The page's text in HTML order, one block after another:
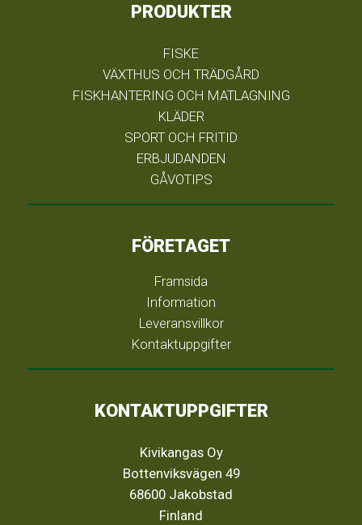
PRODUKTER
FISKE
VÄXTHUS OCH TRÄDGÅRD
FISKHANTERING OCH MATLAGNING
KLÄDER
SPORT OCH FRITID
ERBJUDANDEN
GÅVOTIPS
FÖRETAGET
Framsida
Information
Leveransvillkor
Kontaktuppgifter
KONTAKTUPPGIFTER
Kivikangas Oy
Bottenviksvägen 49
68600 Jakobstad
Finland